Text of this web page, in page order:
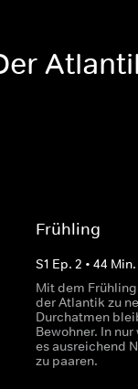
Frühling
S1 Ep.2 •44 Min.
Mit dem
der Atlantik zu
Durchatmen
Bewohner. In
es ausreichend
zu paaren.